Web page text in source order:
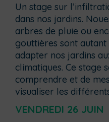
Un stage sur
dans nos jardins.
arbres de pluie ou
gouttières sont
adapter nos jardins
climatiques. Ce stage
comprendre et de
visualiser les
VENDREDI 26 JUIN